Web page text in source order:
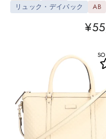
リュック・デイパック
AB